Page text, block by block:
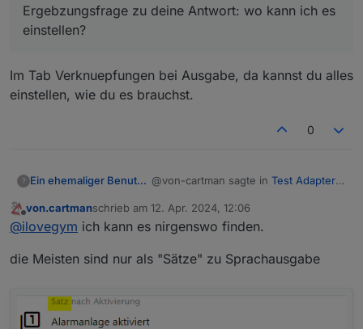
Ergebzungsfrage zu deine Antwort: wo kann ich es
einstellen?
Im Tab Verknuepfungen bei Ausgabe, da kannst du alles
einstellen, wie du es brauchst.
0
? Ein ehemaliger Benutzer @von-cartman sagte in Test Adapter
@frankthegreat
Antwort: wo kann ich es
Im Tab Verknuepfungen bei Ausgabe,
da kannst du alles einstellen, wie du
Offline
von.cartmanschrieb am 12. Apr. 2024, 12:06
zuletzt editiert von
@ilovegym ich kann es nirgenswo finden.
die Meisten sind nur als "Sätze" zu Sprachausgabe